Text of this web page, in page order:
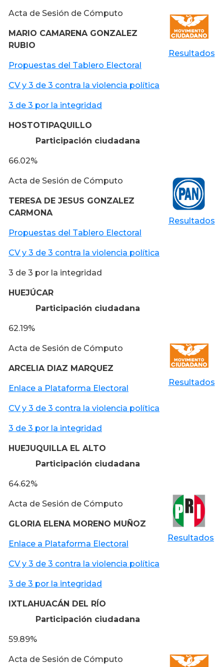
Acta de Sesión de Cómputo
MARIO CAMARENA GONZALEZ
RUBIO
Propuestas del Tablero Electoral
CV y 3 de 3 contra la violencia política
3 de 3 por la integridad
Resultados
HOSTOTIPAQUILLO
Participación ciudadana
66.02%
Acta de Sesión de Cómputo
TERESA DE JESUS GONZALEZ
CARMONA
Propuestas del Tablero Electoral
CV y 3 de 3 contra la violencia política
3 de 3 por la integridad
Resultados
HUEJÚCAR
Participación ciudadana
62.19%
Acta de Sesión de Cómputo
ARCELIA DIAZ MARQUEZ
Enlace a Plataforma Electoral
CV y 3 de 3 contra la violencia política
3 de 3 por la integridad
Resultados
HUEJUQUILLA EL ALTO
Participación ciudadana
64.62%
Acta de Sesión de Cómputo
GLORIA ELENA MORENO MUÑOZ
Enlace a Plataforma Electoral
CV y 3 de 3 contra la violencia política
3 de 3 por la integridad
Resultados
IXTLAHUACÁN DEL RÍO
Participación ciudadana
59.89%
Acta de Sesión de Cómputo